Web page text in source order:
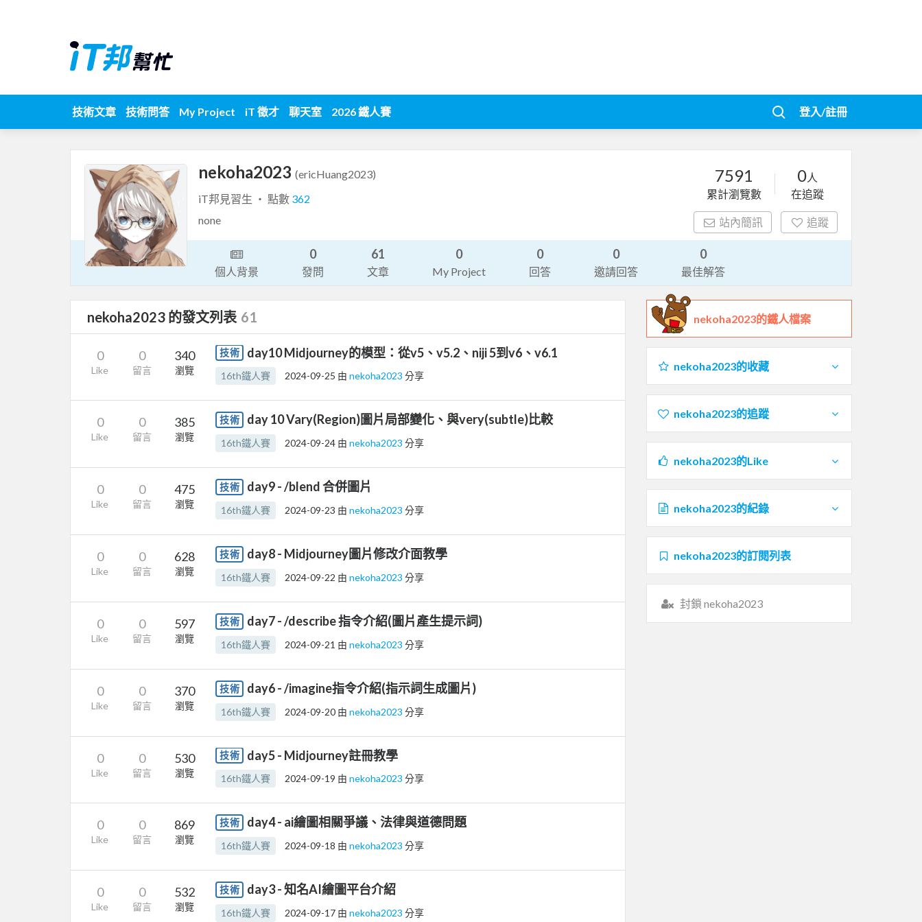
技術文章 技術問答 My Project iT 徵才 聊天室 2026 鐵人賽 登入/註冊
nekoha2023 (ericHuang2023)
iT邦見習生 ‧ 點數 362
none
7591
累計瀏覽數
0人
在追蹤
站內簡訊 追蹤
個人背景
0
發問
61
文章
0
My Project
0
回答
0
邀請回答
0
最佳解答
nekoha2023 的發文列表 61
0
Like
0
留言
340
瀏覽
技術 day10 Midjourney的模型：從v5、v5.2、niji 5到v6、v6.1
16th鐵人賽 2024-09-25 由 nekoha2023 分享
0
Like
0
留言
385
瀏覽
技術 day 10 Vary(Region)圖片局部變化、與very(subtle)比較
16th鐵人賽 2024-09-24 由 nekoha2023 分享
0
Like
0
留言
475
瀏覽
技術 day9 - /blend 合併圖片
16th鐵人賽 2024-09-23 由 nekoha2023 分享
0
Like
0
留言
628
瀏覽
技術 day8 - Midjourney圖片修改介面教學
16th鐵人賽 2024-09-22 由 nekoha2023 分享
0
Like
0
留言
597
瀏覽
技術 day7 - /describe 指令介紹(圖片產生提示詞)
16th鐵人賽 2024-09-21 由 nekoha2023 分享
0
Like
0
留言
370
瀏覽
技術 day6 - /imagine指令介紹(指示詞生成圖片)
16th鐵人賽 2024-09-20 由 nekoha2023 分享
0
Like
0
留言
530
瀏覽
技術 day5 - Midjourney註冊教學
16th鐵人賽 2024-09-19 由 nekoha2023 分享
0
Like
0
留言
869
瀏覽
技術 day4 - ai繪圖相關爭議、法律與道德問題
16th鐵人賽 2024-09-18 由 nekoha2023 分享
0
Like
0
留言
532
瀏覽
技術 day3 - 知名AI繪圖平台介紹
16th鐵人賽 2024-09-17 由 nekoha2023 分享
nekoha2023的鐵人檔案
nekoha2023的收藏
nekoha2023的追蹤
nekoha2023的Like
nekoha2023的紀錄
nekoha2023的訂閱列表
封鎖 nekoha2023